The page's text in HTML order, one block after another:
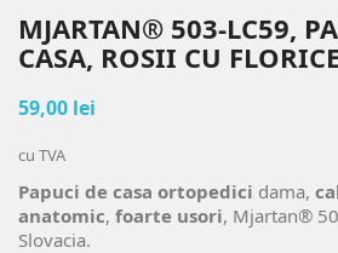
MJARTAN® 503-LC59,
CASA, ROSII CU
59,00 lei
cu TVA
Papuci de casa ortopedici dama,
anatomic, foarte usori, Mjartan®
Slovacia.